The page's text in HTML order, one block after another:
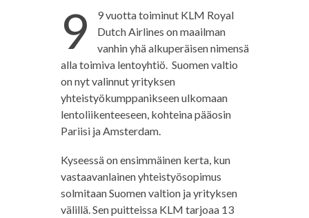
9
9 vuotta toiminut KLM Royal
Dutch Airlines on maailman
vanhin yhä alkuperäisen nimensä
alla toimiva lentoyhtiö. Suomen valtio
on nyt valinnut yrityksen
yhteistyökumppanikseen ulkomaan
lentoliikenteeseen, kohteina pääosin
Pariisi ja Amsterdam.
Kyseessä on ensimmäinen kerta, kun
vastaavanlainen yhteistyösopimus
solmitaan Suomen valtion ja yrityksen
välillä. Sen puitteissa KLM tarjoaa 13